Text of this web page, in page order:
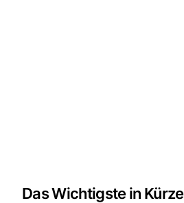
Das Wichtigste in Kürze